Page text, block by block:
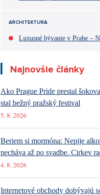
ARCHITEKTURA
Luxusné bývanie v Prahe –
Najnovšie články
Ako Prague Pride prestal
stal bežný pražský festival
5. 8. 2026
Beriem si mormóna: Nepije
necháva až po svadbe. Cirkev
4. 8. 2026
Internetové obchody dobývajú